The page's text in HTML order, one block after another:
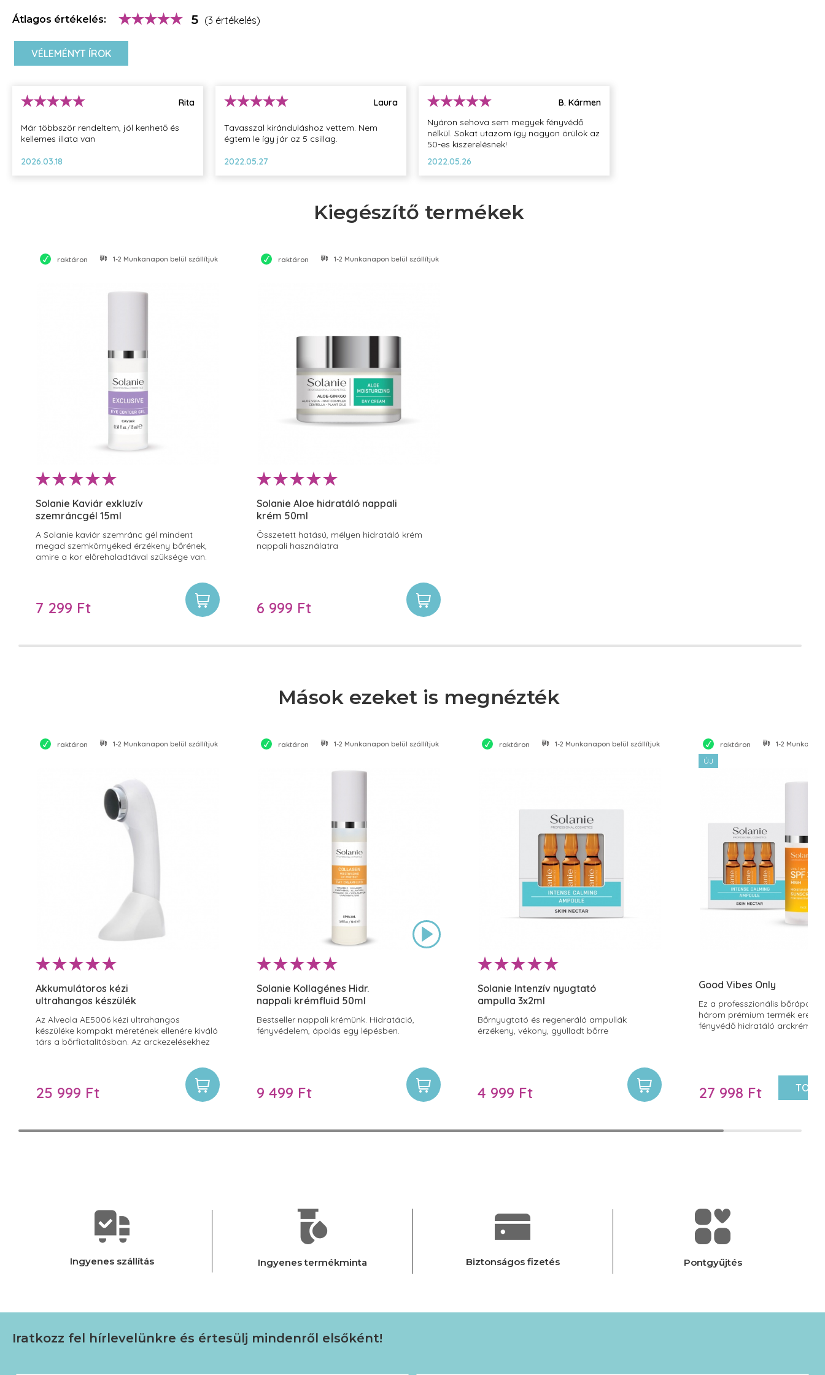
Átlagos értékelés: 5 (3 értékelés)
VÉLEMÉNYT ÍROK
Rita
Már többször rendeltem, jól kenhető és
kellemes illata van
2026.03.18
Laura
Tavasszal kiránduláshoz vettem. Nem
égtem le így jár az 5 csillag.
2022.05.27
B. Kármen
Nyáron sehova sem megyek fényvédő
nélkül. Sokat utazom így nagyon örülök az
50-es kiszerelésnek!
2022.05.26
Kiegészítő termékek
raktáron 1-2 Munkanapon belül szállítjuk
Solanie Kaviár exkluzív
szemráncgél 15ml
A Solanie kaviár szemránc gél mindent
megad szemkörnyéked érzékeny bőrének,
amire a kor előrehaladtával szüksége van.
struktúráját, melyre a mindennapos mimikai
mozgások által okozott igénybevétel miatt
feltétlenül szüksége is van.
7 299 Ft
raktáron 1-2 Munkanapon belül szállítjuk
Solanie Aloe hidratáló nappali
krém 50ml
Összetett hatású, mélyen hidratáló krém
nappali használatra
6 999 Ft
Mások ezeket is megnézték
raktáron 1-2 Munkanapon belül szállítjuk
Akkumulátoros kézi
ultrahangos készülék
Az Alveola AE5006 kézi ultrahangos
készüléke kompakt méretének ellenére kiváló
társ a bőrfiatalításban. Az arckezelésekhez
és a ráncok kezeléséhez. Az akkumulátoros
kivitelnek köszönhetően pedig egyszerűbbé
válik az arc kezelése, hiszen nem kell a
25 999 Ft
raktáron 1-2 Munkanapon belül szállítjuk
Solanie Kollagénes Hidr.
nappali krémfluid 50ml
Bestseller nappali krémünk. Hidratáció,
fényvédelem, ápolás egy lépésben.
9 499 Ft
raktáron 1-2 Munkanapon belül szállítjuk
Solanie Intenzív nyugtató
ampulla 3x2ml
Bőrnyugtató és regeneráló ampullák
érzékeny, vékony, gyulladt bőrre
4 999 Ft
raktáron 1-2
ÚJ
Good Vibes Only
Ez a professzionális bőrápoló
három prémium termék erejét
fényvédő hidratáló arckrémet,
biztosít.
27 998 Ft
Ingyenes szállítás Ingyenes termékminta Biztonságos fizetés Pontgyűjtés
Iratkozz fel hírlevelünkre és értesülj mindenről elsőként!